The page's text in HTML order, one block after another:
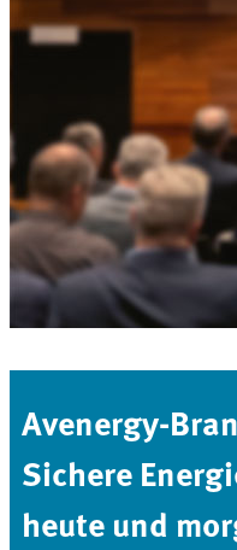
Avenergy-
Sichere
heute und